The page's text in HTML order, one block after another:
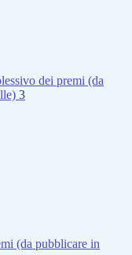
dei premi (da
3
(da pubblicare in